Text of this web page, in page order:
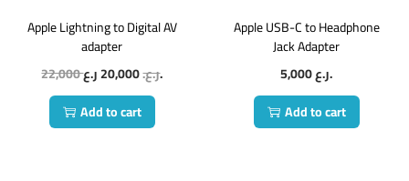
Apple Lightning to Digital AV
adapter
22,000
ر.ع.20,000
ر.ع.
Add to cart
Apple USB-C to Headphone
Jack Adapter
5,000
ر.ع.
Add to cart